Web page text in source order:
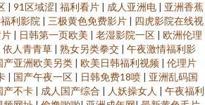
| 91区域涩| 福利看片 | 成人亚洲电 | 亚洲香蕉
利影院 | 三极黄色免费影片 | 四虎影院在线视
| 日韩第一页欧美 | 老湿影院一区 | 欧洲伦理
依人青青草 | 熟女另类拳交 | 午夜激情福利影
产亚洲欧美另类 | 欧美日韩福利视频 | 伦理片
| 国产午夜一区 | 日韩免费18喷 | 亚洲乱码国
产不卡 | 成人国产综合 | 人妖操女人 | 午夜福利